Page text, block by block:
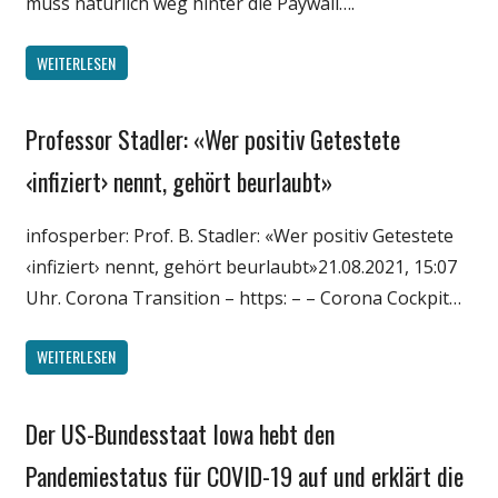
WEITERLESEN
Gesellschaft
Wirtschaft
Wissenschaft
Professor Stadler: «Wer positiv Getestete
‹infiziert› nennt, gehört beurlaubt»
infosperber: Prof. B. Stadler: «Wer positiv Getestete
‹infiziert› nennt, gehört beurlaubt»21.08.2021, 15:07
Uhr. Corona Transition – https: – – Corona Cockpit…
WEITERLESEN
Gesellschaft
Der US-Bundesstaat Iowa hebt den
Pandemiestatus für COVID-19 auf und erklärt die